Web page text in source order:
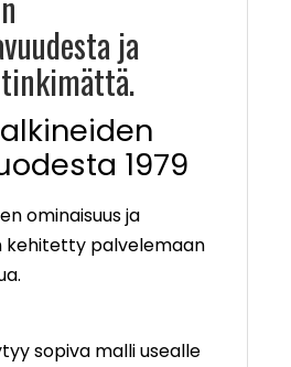
ja
1979
ominaisuus ja
kehitetty palvelemaan
sopiva malli usealle